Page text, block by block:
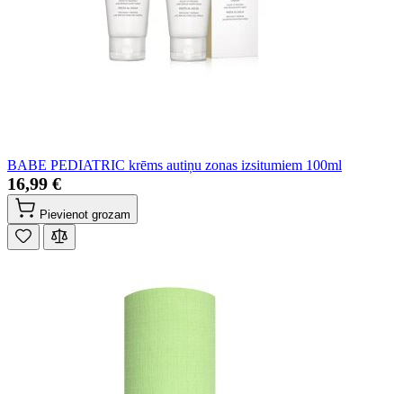
BABE PEDIATRIC krēms autiņu zonas izsitumiem 100ml
16,99 €
Pievienot grozam